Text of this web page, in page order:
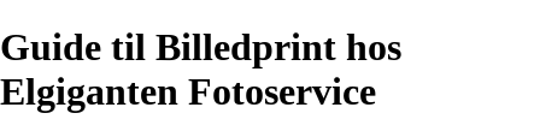
Guide til Billedprint hos
Elgiganten Fotoservice